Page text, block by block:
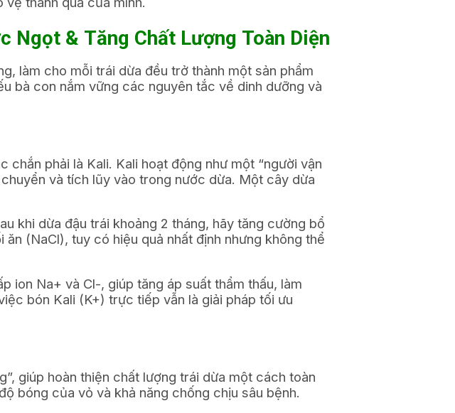
Ngọt & Tăng Chất Lượng Toàn Diện
làm cho mỗi trái dừa đều trở thành một sản phẩm
bà con nắm vững các nguyên tắc về dinh dưỡng và
chắn phải là Kali. Kali hoạt động như một “người vận
và tích lũy vào trong nước dừa. Một cây dừa
khi dừa đậu trái khoảng 2 tháng, hãy tăng cường bổ
(NaCl), tuy có hiệu quả nhất định nhưng không thể
ion Na+ và Cl-, giúp tăng áp suất thẩm thấu, làm
bón Kali (K+) trực tiếp vẫn là giải pháp tối ưu
giúp hoàn thiện chất lượng trái dừa một cách toàn
bóng của vỏ và khả năng chống chịu sâu bệnh.